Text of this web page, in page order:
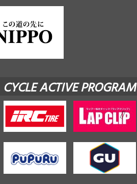
CYCLE ACTIVE PROGRAM